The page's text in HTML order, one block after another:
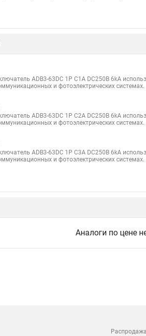
ADB3-63DC 1P C1A DC250В 6kA
и фотоэлектрических системах.
ADB3-63DC 1P C2A DC250В 6kA
и фотоэлектрических системах.
ADB3-63DC 1P C3A DC250В 6kA
и фотоэлектрических системах.
Аналоги по цене
Распродажа